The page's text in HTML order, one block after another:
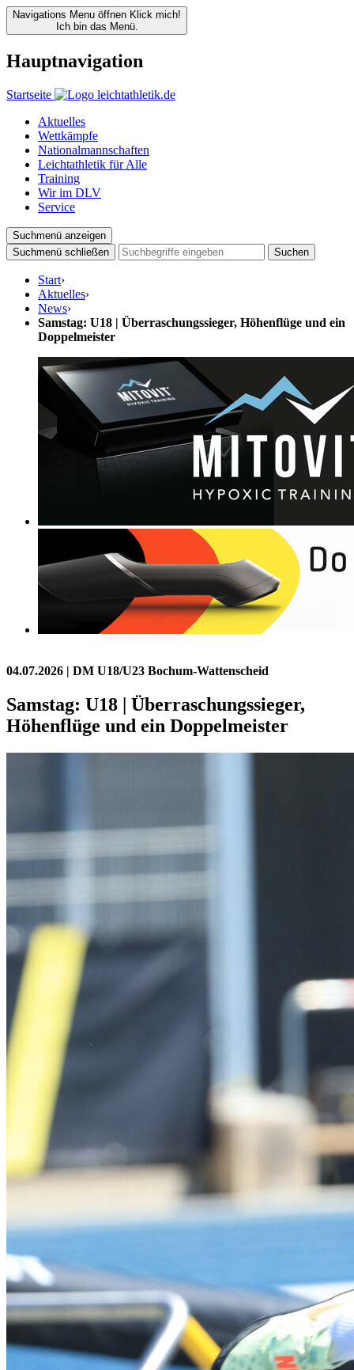
Navigations Menu öffnen Klick mich!
Ich bin das Menü.
Hauptnavigation
Startseite
Aktuelles
Wettkämpfe
Nationalmannschaften
Leichtathletik für Alle
Training
Wir im DLV
Service
Suchmenü anzeigen
Suchmenü schließen
Suchen
Start›
Aktuelles›
News›
Samstag: U18 | Überraschungssieger, Höhenflüge und ein
Doppelmeister
04.07.2026 | DM U18/U23 Bochum-Wattenscheid
Samstag: U18 | Überraschungssieger,
Höhenflüge und ein Doppelmeister